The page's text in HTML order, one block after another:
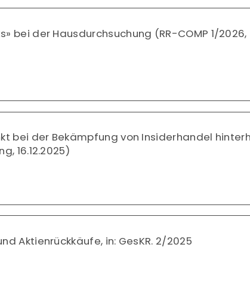
bei der Hausdurchsuchung (RR-COMP 1/2026,
bei der Bekämpfung von Insiderhandel
16.12.2025)
Aktienrückkäufe, in: GesKR. 2/2025